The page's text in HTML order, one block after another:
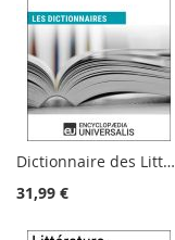
Dictionnaire des Littératures de langue anglaise
31,99 €